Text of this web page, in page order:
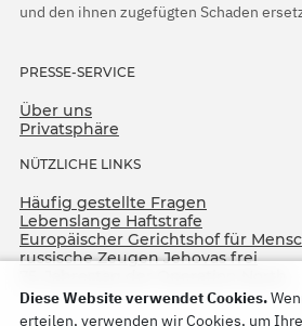
und den ihnen zugefügten Schaden
PRESSE-SERVICE
Über uns
Privatsphäre
NÜTZLICHE LINKS
Häufig gestellte Fragen
Lebenslange Haftstrafe
Europäischer Gerichtshof für
russische Zeugen Jehovas frei
Diese Website verwendet Cookies.
erteilen, verwenden wir Cookies, um